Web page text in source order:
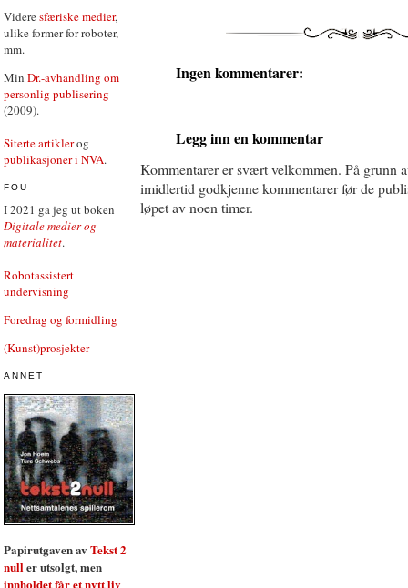
Videresfæriske medier,
ulike former for roboter,
mm.
Min Dr.-avhandling om
personlig publisering
(2009).
Siterte artiklerog
publikasjoner i NVA.
FOU
I 2021 ga jeg ut boken
Digitale medier og
materialitet.
Robotassistert
undervisning
Foredrag og formidling
(Kunst)prosjekter
ANNET
Papirutgaven av Tekst 2
nuller utsolgt, men
innholdet får et nytt liv
Ingen kommentarer:
Legg inn en kommentar
Kommentarer er svært velkommen. På grunn
imidlertid godkjenne kommentarer før de
løpet av noen timer.